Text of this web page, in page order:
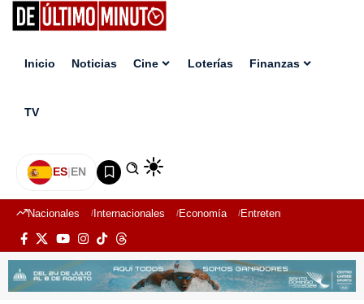
Inicio Noticias Cine Loterías Finanzas
TV
ES|EN
Nacionales Internacionales Economía Entretenimiento